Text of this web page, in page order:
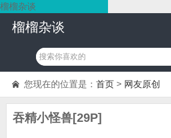
榴榴杂谈
榴榴杂谈
您现在的位置是： 首页 > 网友原创
吞精小怪兽[29P]